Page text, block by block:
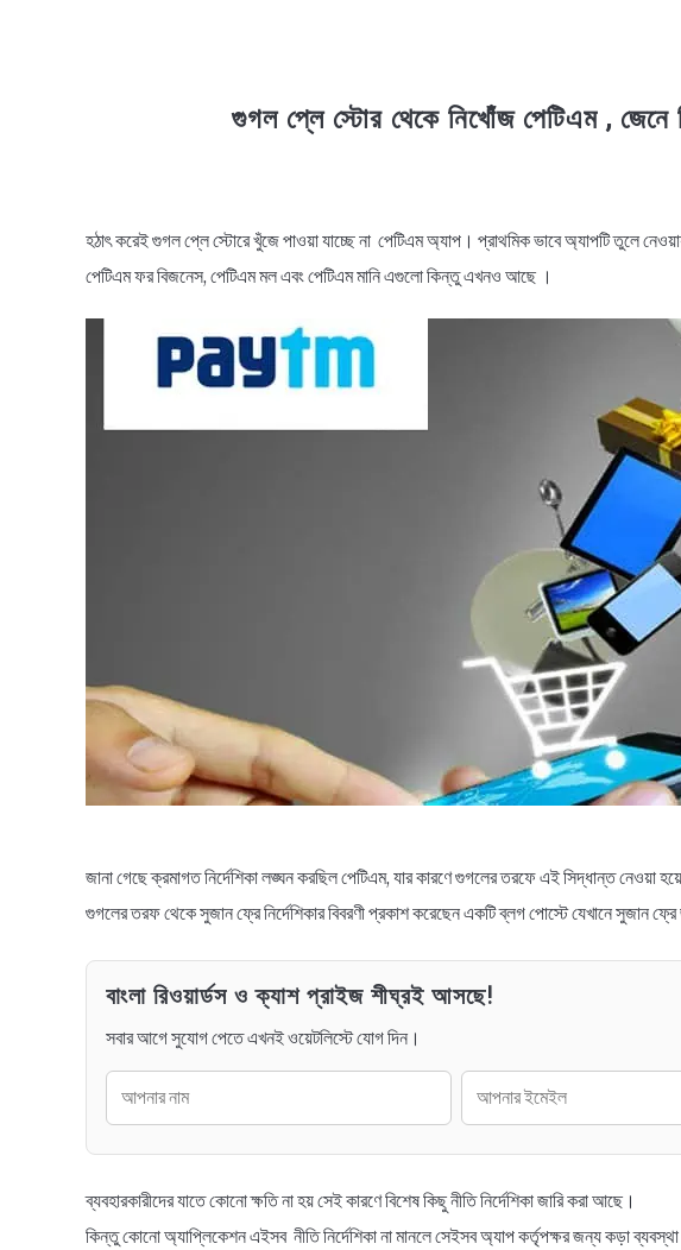
গুগল প্লে স্টোর থেকে নিখোঁজ পেটিএম , জেনে
হঠাৎ করেই গুগল প্লে স্টোরে খুঁজে পাওয়া যাচ্ছে না পেটিএম অ্যাপ। প্রাথমিক ভাবে অ্যাপটি তুলে
পেটিএম ফর বিজনেস, পেটিএম মল এবং পেটিএম মানি এগুলো কিন্তু এখনও আছে ।
জানা গেছে ক্রমাগত নির্দেশিকা লঙ্ঘন করছিল পেটিএম, যার কারণে গুগলের তরফে এই সিদ্ধান্ত
গুগলের তরফ থেকে সুজান ফ্রে নির্দেশিকার বিবরণী প্রকাশ করেছেন একটি ব্লগ পোস্টে যেখানে সুজান ফ্রে
বাংলা রিওয়ার্ডস ও ক্যাশ প্রাইজ শীঘ্রই আসছে!
সবার আগে সুযোগ পেতে এখনই ওয়েটলিস্টে যোগ দিন।
ব্যবহারকারীদের যাতে কোনো ক্ষতি না হয় সেই কারণে বিশেষ কিছু নীতি নির্দেশিকা জারি করা আছে।
কিন্তু কোনো অ্যাপ্লিকেশন এইসব নীতি নির্দেশিকা না মানলে সেইসব অ্যাপ কর্তৃপক্ষর জন্য কড়া